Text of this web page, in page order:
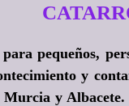
pequeños,
y
y